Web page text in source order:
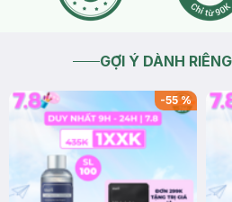
GỢI Ý DÀNH
-55%